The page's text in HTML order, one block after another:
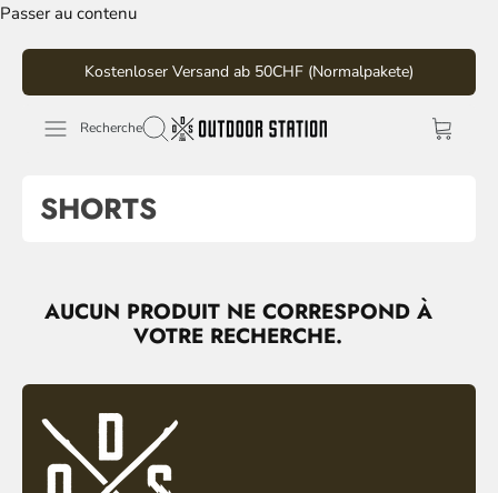
Passer au contenu
Kostenloser Versand ab 50CHF (Normalpakete)
Recherche
SHORTS
AUCUN PRODUIT NE CORRESPOND À
VOTRE RECHERCHE.